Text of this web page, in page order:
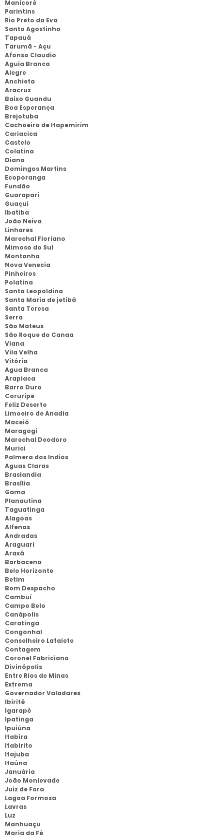
Manicoré
Parintins
Rio Preto da Eva
Santo Agostinho
Tapauá
Tarumã - Açu
Afonso Claudio
Aguia Branca
Alegre
Anchieta
Aracruz
Baixo Guandu
Boa Esperança
Brejotuba
Cachoeira de Itapemirim
Cariacica
Castelo
Colatina
Diana
Domingos Martins
Ecoporanga
Fundão
Guarapari
Guaçui
Ibatiba
João Neiva
Linhares
Marechal Floriano
Mimoso do Sul
Montanha
Nova Venecia
Pinheiros
Polatina
Santa Leopoldina
Santa Maria de jetibá
Santa Teresa
Serra
São Mateus
São Roque do Canaa
Viana
Vila Velha
Vitória
Agua Branca
Arapiaca
Barro Duro
Coruripe
Feliz Deserto
Limoeiro de Anadia
Maceió
Maragogi
Marechal Deodoro
Murici
Palmera dos Indios
Aguas Claras
Braslandia
Brasília
Gama
Planautina
Taguatinga
Alagoas
Alfenas
Andradas
Araguari
Araxá
Barbacena
Belo Horizonte
Betim
Bom Despacho
Cambuí
Campo Belo
Canápolis
Caratinga
Congonhal
Conselheiro Lafaiete
Contagem
Coronel Fabriciano
Divinópolis
Entre Rios de Minas
Extrema
Governador Valadares
Ibirité
Igarapé
Ipatinga
Ipuiúna
Itabira
Itabirito
Itajuba
Itaúna
Januária
João Monlevade
Juiz de Fora
Lagoa Formosa
Lavras
Luz
Manhuaçu
Maria da Fé